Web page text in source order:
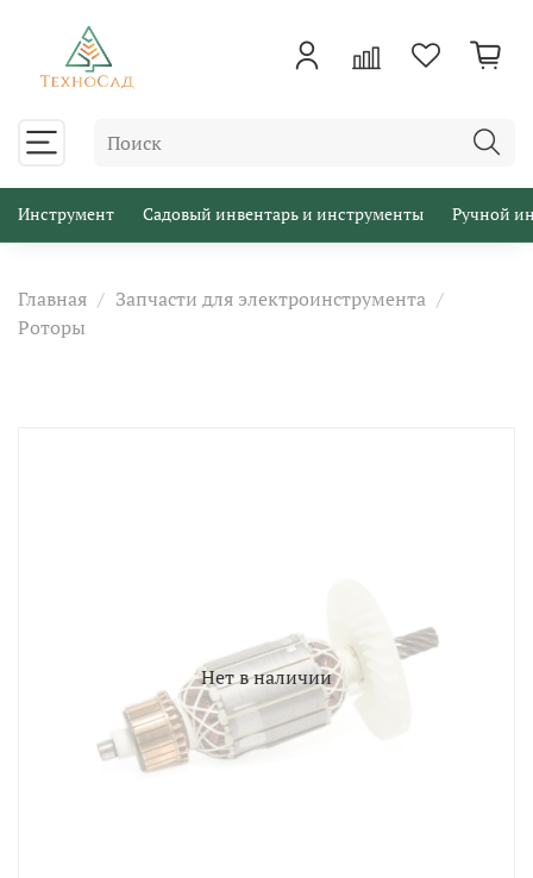
Инструмент Садовый инвентарь и инструменты Ручной
Главная
Запчасти для электроинструмента
Роторы
Нет в наличии